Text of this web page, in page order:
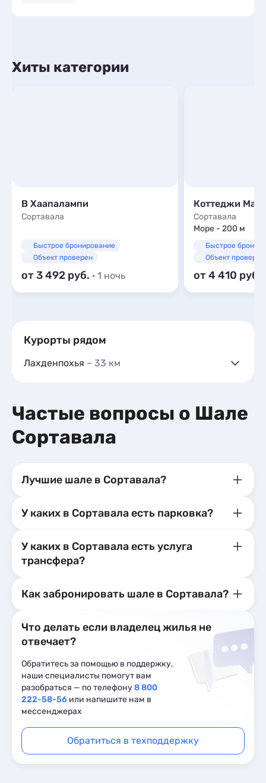
Хиты категории
В Хаапалампи
Сортавала
Быстрое бронирование
Объект проверен
от 3 492 · 1 ночь
Коттеджи
Сортавала
Море - 200 м
Быстрое
Объект проверен
от 4 410
Курорты рядом
Лахденпохья ~ 33 км
Коттеджи и дома под ключ 75
Квартиры посуточно
Базы отдыха
Кемпинги 1
Частые вопросы о Шале
Сортавала
Лучшие шале в Сортавала?
У каких в Сортавала есть парковка?
У каких в Сортавала есть услуга
трансфера?
Как забронировать шале в Сортавала?
Что делать если владелец жилья не
отвечает?
Обратитесь за помощью в поддержку,
наши специалисты помогут вам
разобраться — по телефону8 800
222-58-56 или напишите нам в
мессенджерах
Обратиться в техподдержку